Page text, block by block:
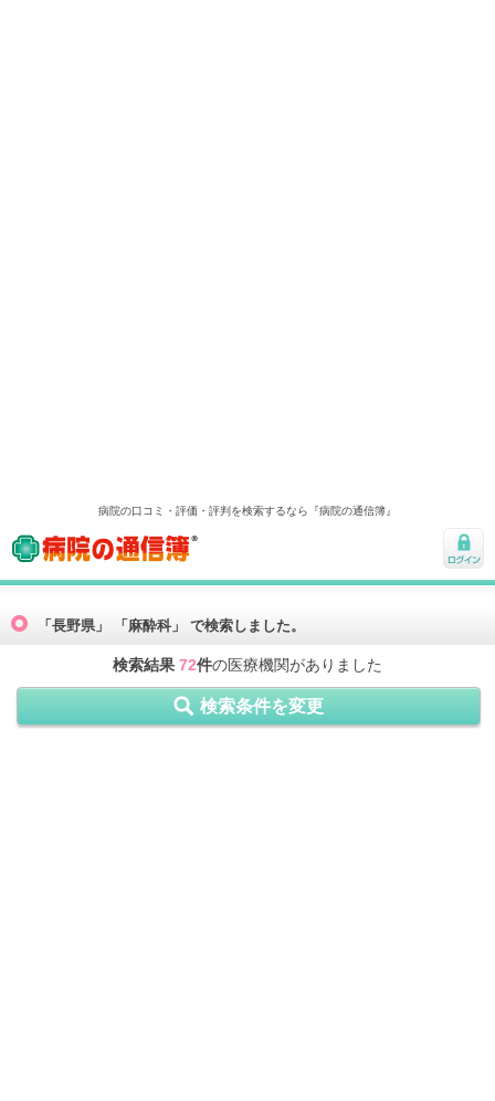
病院の口コミ・評価・評判を検索するなら『病院の通信簿』
病院の通信簿
ログ
「長野県」 「麻酔科」 で検索しました。
検索結果 72件の医療機関がありました
検索条件を変更